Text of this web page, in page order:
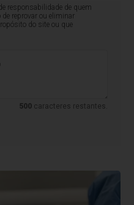
responsabilidade de quem
reprovar ou eliminar
do site ou que
500 caracteres restantes.